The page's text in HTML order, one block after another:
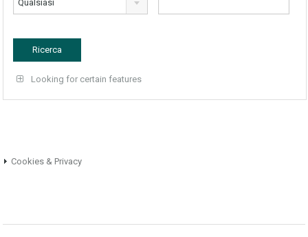
Qualsiasi
Looking for certain features
Cookies & Privacy